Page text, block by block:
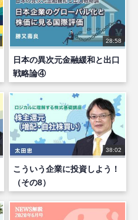
28:58
日本の異次元金融緩和と出口
戦略論④
38:02
こういう企業に投資しよう！
（その8）